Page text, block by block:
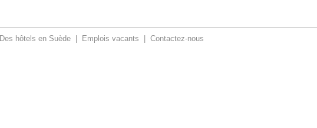
Des hôtels en Suède Emplois vacants Contactez-nous